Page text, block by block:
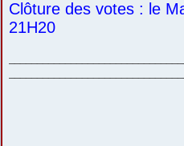
Clôture des votes : le
21H20